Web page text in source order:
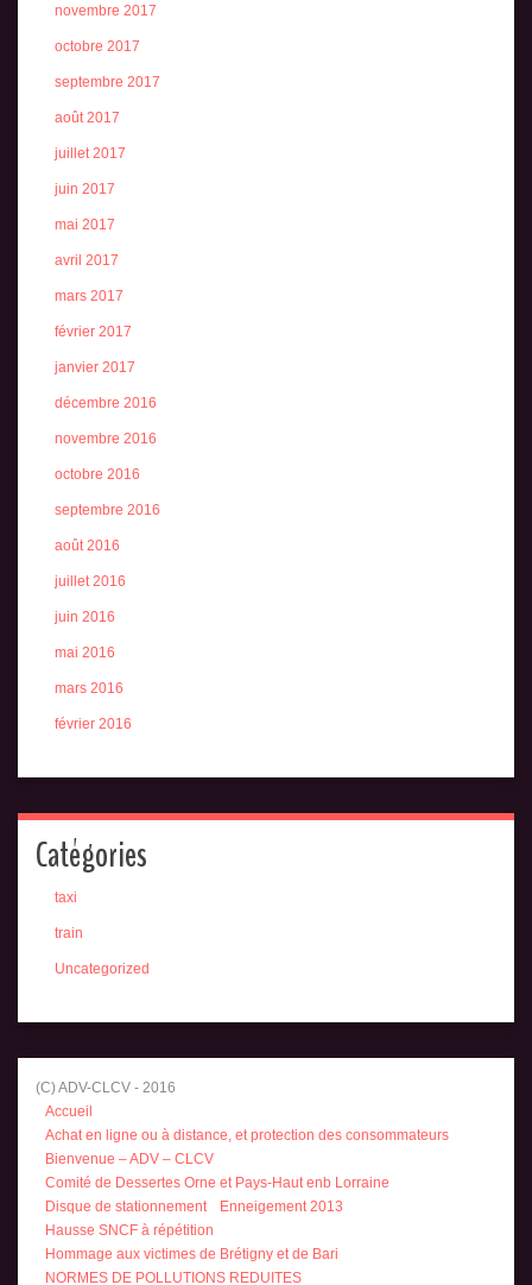
novembre 2017
octobre 2017
septembre 2017
août 2017
juillet 2017
juin 2017
mai 2017
avril 2017
mars 2017
février 2017
janvier 2017
décembre 2016
novembre 2016
octobre 2016
septembre 2016
août 2016
juillet 2016
juin 2016
mai 2016
mars 2016
février 2016
Catégories
taxi
train
Uncategorized
(C) ADV-CLCV - 2016
Accueil
Achat en ligne ou à distance, et protection des consommateurs
Bienvenue – ADV – CLCV
Comité de Dessertes Orne et Pays-Haut enb Lorraine
Disque de stationnement
Enneigement 2013
Hausse SNCF à répétition
Hommage aux victimes de Brétigny et de Bari
NORMES DE POLLUTIONS REDUITES